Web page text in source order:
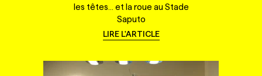
les têtes... et la roue au Stade
Saputo
LIRE L'ARTICLE